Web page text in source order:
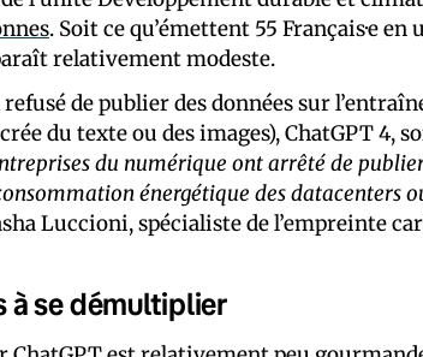
. Soit ce qu’émettent 55 Français·e
relativement modeste.
de publier des données sur
du texte ou des images), ChatGPT 4,
du numérique ont arrêté de
énergétique des datacenters
Luccioni, spécialiste de l’empreinte
à se démultiplier